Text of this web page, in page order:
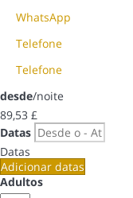
WhatsApp
Telefone
Telefone
desde/noite
89,53 £
Datas
Datas
Adicionar datas
Adultos